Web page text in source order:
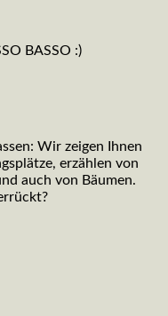
BASSO :)
Wir zeigen Ihnen
erzählen von
auch von Bäumen.